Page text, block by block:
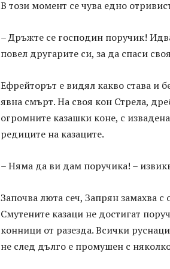
В този момент се чува едно
– Дръжте се господин поручик!
повел другарите си, за да спаси
Ефрейторът е видял какво става и
явна смърт. На своя кон Стрела,
огромните казашки коне, с
редиците на казаците.
– Няма да ви дам поручика! –
Започва люта сеч, Запрян замахва с
Смутените казаци не достигат
конници от разезда. Всички
не след дълго е промушен с